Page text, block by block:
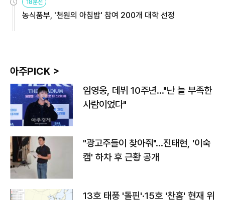
18분전
농식품부, '천원의 아침밥' 참여 200개 대학 선정
아주PICK >
임영웅, 데뷔 10주년…"난 늘 부족한
사람이었다"
"광고주들이 찾아줘"…진태현, '이숙
캠' 하차 후 근황 공개
13호 태풍 '돌핀'·15호 '찬홈' 현재 위